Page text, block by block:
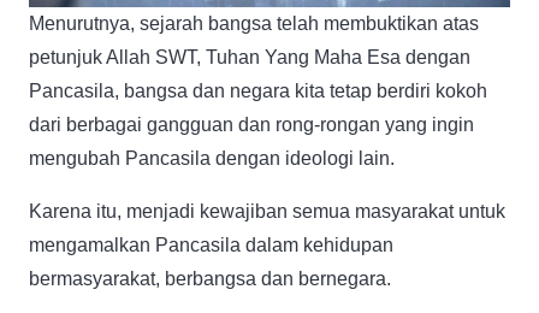
Menurutnya, sejarah bangsa telah membuktikan atas
petunjuk Allah SWT, Tuhan Yang Maha Esa dengan
Pancasila, bangsa dan negara kita tetap berdiri kokoh
dari berbagai gangguan dan rong-rongan yang ingin
mengubah Pancasila dengan ideologi lain.
Karena itu, menjadi kewajiban semua masyarakat untuk
mengamalkan Pancasila dalam kehidupan
bermasyarakat, berbangsa dan bernegara.